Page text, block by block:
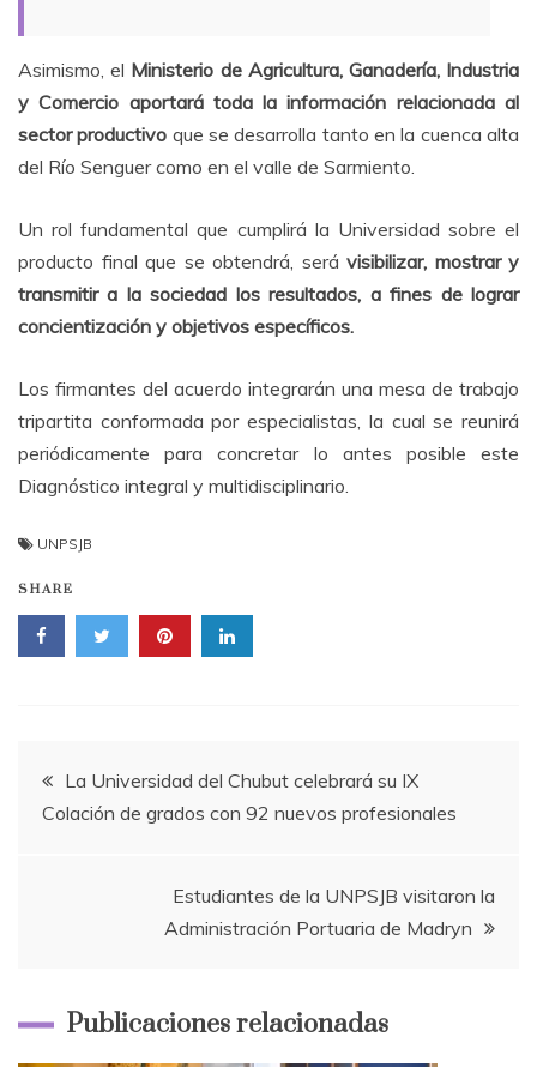
Asimismo, el Ministerio de Agricultura, Ganadería, Industria
y Comercio aportará toda la información relacionada al
sector productivo que se desarrolla tanto en la cuenca alta
del Río Senguer como en el valle de Sarmiento.
Un rol fundamental que cumplirá la Universidad sobre el
producto final que se obtendrá, será visibilizar, mostrar y
transmitir a la sociedad los resultados, a fines de lograr
concientización y objetivos específicos.
Los firmantes del acuerdo integrarán una mesa de trabajo
tripartita conformada por especialistas, la cual se reunirá
periódicamente para concretar lo antes posible este
Diagnóstico integral y multidisciplinario.
UNPSJB
SHARE
Navegación
de
entradas
La Universidad del Chubut celebrará su IX
Colación de grados con 92 nuevos profesionales
Estudiantes de la UNPSJB visitaron la
Administración Portuaria de Madryn
Publicaciones relacionadas